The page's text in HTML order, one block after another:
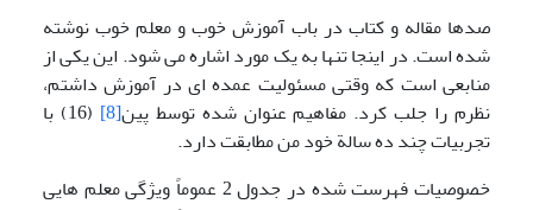
صدها مقاله و کتاب در باب آموزش خوب و معلم خوب نوشته
شده است. در اینجا تنها به یک مورد اشاره می شود. این یکی از
منابعی است که وقتی مسئولیت عمده ای در آموزش داشتم،
نظرم را جلب کرد. مفاهیم عنوان شده توسط پین[8]
(16) با
تجربیات چند ده سالة خود من مطابقت دارد.
خصوصیات فهرست شده در جدول 2 عموماً ویژگی معلم هایی